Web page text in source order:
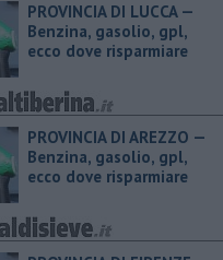
PROVINCIA DI LUCCA — ​
Benzina, gasolio, gpl,
ecco dove risparmiare
PROVINCIA DI AREZZO — ​
Benzina, gasolio, gpl,
ecco dove risparmiare